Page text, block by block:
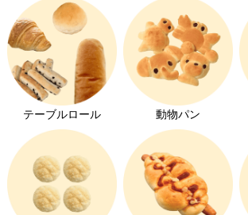
ほっとしたと同時に、ミニパンという
思っているよりも需要があるのかも…
ネットショップを始めてからも、ミニ
さに驚くばかりでした。
「うちの子にはメロンパンはちょっと
です」
「クリームパンはミニサイズが子供に
テーブルロール 動物パン